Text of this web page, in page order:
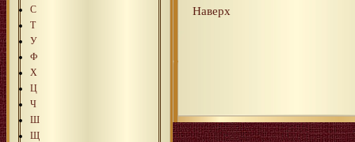
С
Т
У
Ф
Х
Ц
Ч
Ш
Щ
Наверх